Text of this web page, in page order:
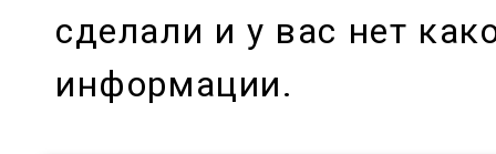
сделали и у вас нет
информации.